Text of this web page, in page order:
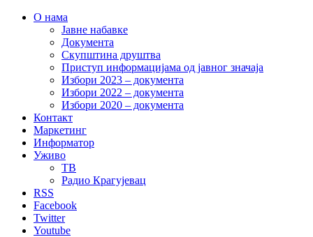
О нама
Јавне набавке
Документа
Скупштина друштва
Приступ информацијама од јавног значаја
Избори 2023 – документа
Избори 2022 – документа
Избори 2020 – документа
Контакт
Маркетинг
Информатор
Уживо
ТВ
Радио Крагујевац
RSS
Facebook
Twitter
Youtube